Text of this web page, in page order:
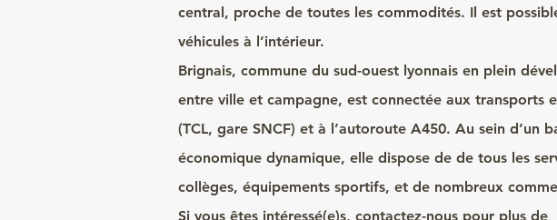
central, proche de toutes les commodités. Il est
véhicules à l’intérieur.
Brignais, commune du sud-ouest lyonnais en plein
entre ville et campagne, est connectée aux transports
(TCL, gare SNCF) et à l’autoroute A450. Au sein d’un
économique dynamique, elle dispose de de tous les
collèges, équipements sportifs, et de nombreux
Si vous êtes intéressé(e)s, contactez-nous pour plus de